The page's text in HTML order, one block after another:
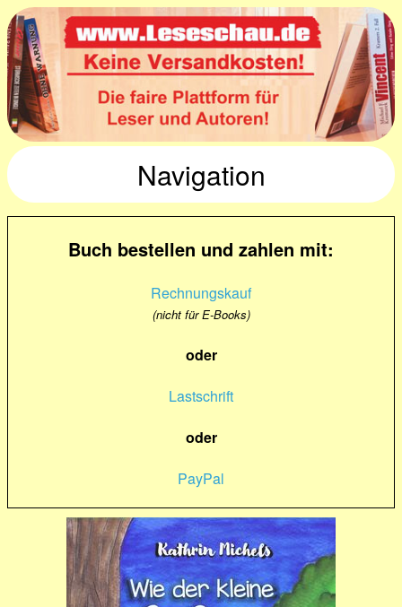
Navigation
Buch bestellen und zahlen mit:
Rechnungskauf
(nicht für E-Books)
oder
Lastschrift
oder
PayPal